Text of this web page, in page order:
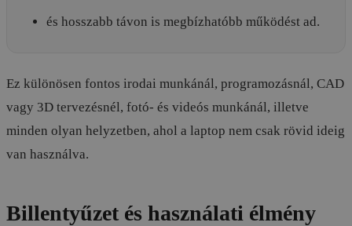
és hosszabb távon is megbízhatóbb működést ad.
Ez különösen fontos irodai munkánál, programozásnál, CAD
vagy 3D tervezésnél, fotó- és videós munkánál, illetve
minden olyan helyzetben, ahol a laptop nem csak rövid ideig
van használva.
Billentyűzet és használati élmény